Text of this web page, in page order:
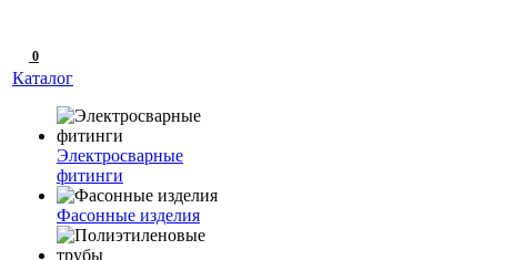
0
Каталог
Электросварные
фитинги
Фасонные изделия